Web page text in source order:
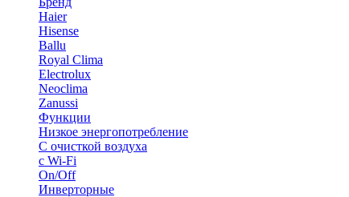
Haier
Hisense
Ballu
Royal Clima
Electrolux
Neoclima
Zanussi
Функции
Низкое энергопотребление
С очисткой воздуха
с Wi-Fi
On/Off
Инверторные